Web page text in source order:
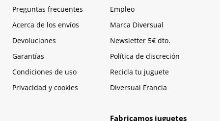
Preguntas frecuentes
Acerca de los envíos
Devoluciones
Garantías
Condiciones de uso
Privacidad y cookies
Empleo
Marca Diversual
Newsletter 5€ dto.
Política de discreción
Recicla tu juguete
Diversual Francia
Fabricamos juguetes